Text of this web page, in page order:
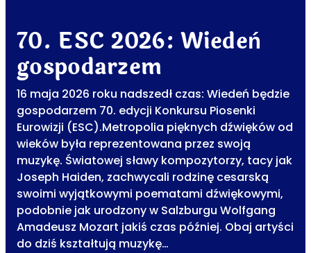
70. ESC 2026: Wiedeń
gospodarzem
16 maja 2026 roku nadszedł czas: Wiedeń będzie
gospodarzem 70. edycji Konkursu Piosenki
Eurowizji (ESC).Metropolia pięknych dźwięków od
wieków była reprezentowana przez swoją
muzykę. Światowej sławy kompozytorzy, tacy jak
Joseph Haiden, zachwycali rodzinę cesarską
swoimi wyjątkowymi poematami dźwiękowymi,
podobnie jak urodzony w Salzburgu Wolfgang
Amadeusz Mozart jakiś czas później. Obaj artyści
do dziś kształtują muzykę…